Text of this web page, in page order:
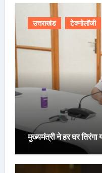
उत्तराखंड टेक्नोलॉजी
मुख्यमंत्री ने हर घर तिरंगा